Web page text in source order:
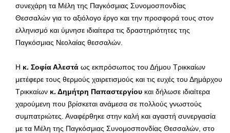
συνεχάρη τα Μέλη της Παγκόσμιας Συνομοσπονδίας
Θεσσαλών για το αξιόλογο έργο και την προσφορά τους στον
ελληνισμό και ύμνησε ιδιαίτερα τις δραστηριότητες της
Παγκόσμιας Νεολαίας θεσσαλών.
Η κ. Σοφία Αλεστά ως εκπρόσωπος του Δήμου Τρικκαίων
μετέφερε τους θερμούς χαιρετισμούς και τις ευχές του Δημάρχου
Τρικκαίων κ. Δημήτρη Παπαστεργίου και δήλωσε ιδιαίτερα
χαρούμενη που βρίσκεται ανάμεσα σε πολλούς γνωστούς
συμπατριώτες. Αναφέρθηκε στην καλή και αγαστή συνεργασία
με τα Μέλη της Παγκόσμιας Συνομοσπονδίας Θεσσαλών, στο